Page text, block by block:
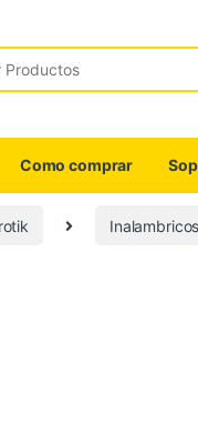
Como comprar
Inalambricos